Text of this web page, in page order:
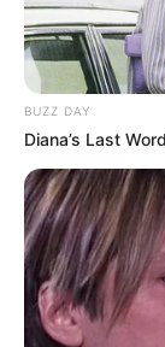
adegan
tetap pergi ke
Ia merasa
ditulis oleh Kim
sejak lama.
Ia juga
mampu
Cheon Seo Jin.
Ia juga memuji
beperan
BUZZ DAY
Diana’s Last